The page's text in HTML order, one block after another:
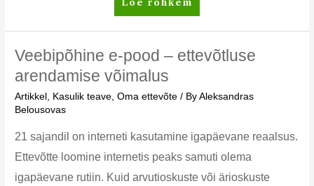
on
suurepärane
võimalus
alustada
oma
äri
laiendada
olemasolevat
äri
Loe rohkem
Veebipõhine e-pood – ettevõtluse
arendamise võimalus
Artikkel , Kasulik teave,Oma ettevõte / ByAleksandras
Belousovas
21 sajandil on interneti kasutamine igapäevane reaalsus.
Ettevõtte loomine internetis peaks samuti olema
igapäevane rutiin. Kuid arvutioskuste või ärioskuste